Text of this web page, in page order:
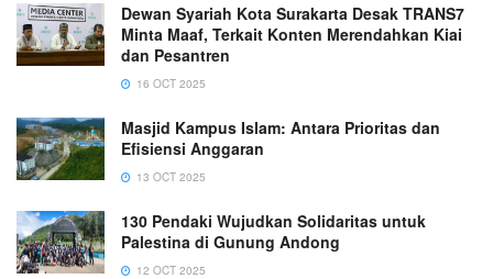
Dewan Syariah Kota Surakarta Desak TRANS7
Minta Maaf, Terkait Konten Merendahkan Kiai
dan Pesantren
16 OCT 2025
Masjid Kampus Islam: Antara Prioritas dan
Efisiensi Anggaran
13 OCT 2025
130 Pendaki Wujudkan Solidaritas untuk
Palestina di Gunung Andong
12 OCT 2025